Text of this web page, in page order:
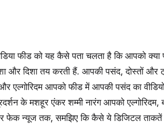
फीड को यह कैसे पता चलता है कि आपको
दिशा तय करती हैं. आपकी पसंद, दोस्तों और
और एल्गोरिदम आपको फीड में आपकी पसंद का
के मशहूर एंकर शम्मी नारंग आपको
फेक न्यूज तक, समझिए कि कैसे ये डिजिटल ताकतें